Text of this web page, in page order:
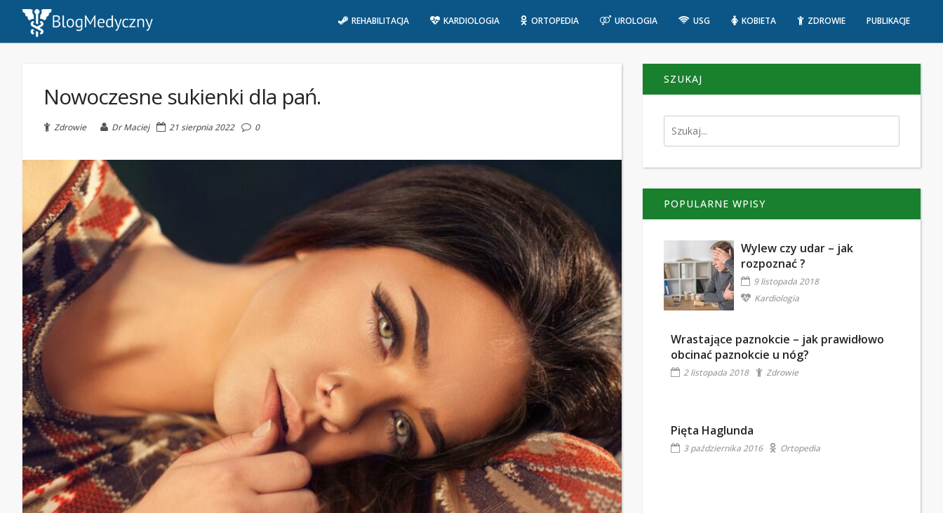
REHABILITACJA KARDIOLOGIA ORTOPEDIA UROLOGIA USG KOBIETA ZDROWIE PUBLIKACJE
Nowoczesne sukienki dla pań.
Zdrowie Dr Maciej 21 sierpnia 2022 0
SZUKAJ
POPULARNE WPISY
Wylew czy udar – jak
rozpoznać ?
9 listopada 2018
Kardiologia
Wrastające paznokcie – jak prawidłowo
obcinać paznokcie u nóg?
2 listopada 2018 Zdrowie
Pięta Haglunda
3 października 2016 Ortopedia